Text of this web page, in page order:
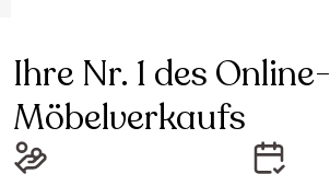
Ihre Nr. 1 des Online-
Möbelverkaufs